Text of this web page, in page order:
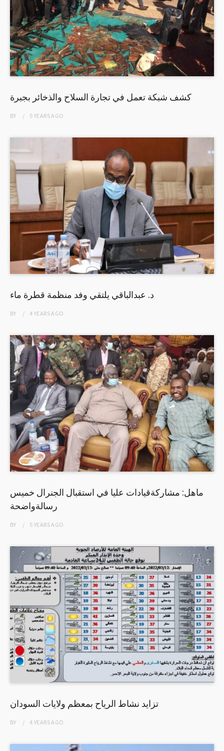
كشف شبكة تعمل في تجارة السلاح والذخائر بجبرة
BY 5 YEARSAGO
د. عبدالباقي يلتقي وفد منظمة قطرة ماء
BY 4 YEARSAGO
ماهل: مشاركةقيادات عليا في استقبال الجنرال خميس
رسالةواضحة
BY 5 YEARSAGO
تزايد نشاط الرياح بمعظم ولايات السودان
BY 4 YEARSAGO